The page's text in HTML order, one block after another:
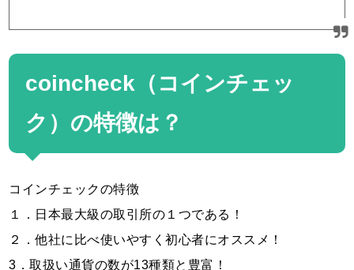
coincheck（コインチェッ
ク）の特徴は？
コインチェックの特徴
１．日本最大級の取引所の１つである！
２．他社に比べ使いやすく初心者にオススメ！
3．取扱い通貨の数が13種類と豊富！